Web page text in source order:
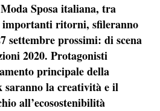
Sposa italiana, tra
importanti ritorni, sfileranno
settembre prossimi: di scena
2020. Protagonisti
principale della
la creatività e il
all’ecosostenibilità